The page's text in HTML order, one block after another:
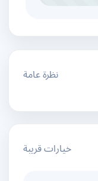
نظرة عامة
خيارات قريبة